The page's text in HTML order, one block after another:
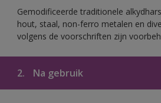
Gemodificeerde traditionele
hout, staal, non-ferro metalen en
volgens de voorschriften zijn
2. Na gebruik